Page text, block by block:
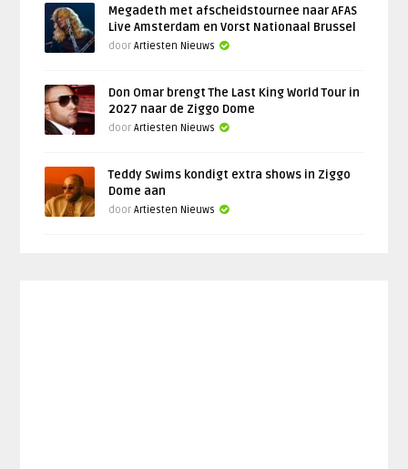
Megadeth met afscheidstournee naar AFAS
Live Amsterdam en Vorst Nationaal Brussel
doorArtiesten Nieuws
Don Omar brengt The Last King World Tour in
2027 naar de Ziggo Dome
doorArtiesten Nieuws
Teddy Swims kondigt extra shows in Ziggo
Dome aan
doorArtiesten Nieuws